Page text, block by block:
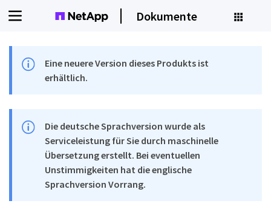
Dokumente
Eine neuere Version dieses Produkts ist
erhältlich.
Die deutsche Sprachversion wurde als
Serviceleistung für Sie durch maschinelle
Übersetzung erstellt. Bei eventuellen
Unstimmigkeiten hat die englische
Sprachversion Vorrang.